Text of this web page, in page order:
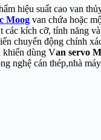
hiệu suất cao van
Moog van chứa hoặc
kích cỡ, tính năng
chuyển động chính
khiển dùng Van servo
nghệ cán thép,nhà